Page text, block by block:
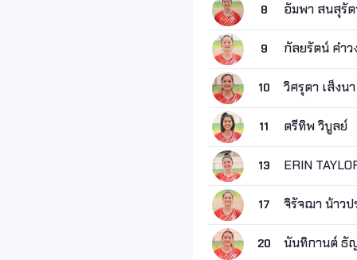
8 อัมพา สนสุรั
9 กัลยรัตน์ คำว
10 วิศรุตา เส็งนา
11 ตรีทิพ วิบูลย์
13 ERIN
17 จิรัจฌา น้าวป
20 นันทิกานต์ ธั